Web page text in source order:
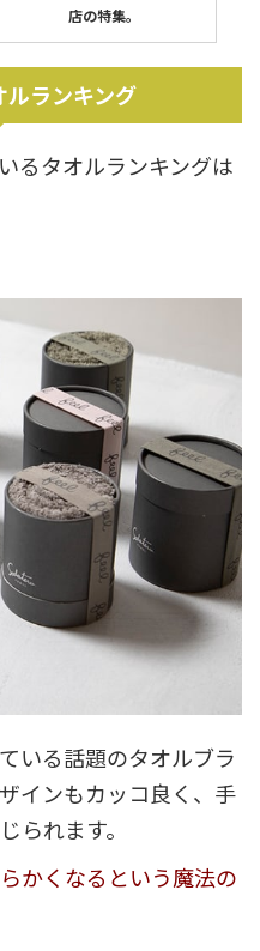
店の特集。
ルランキング
るタオルランキングは
いる話題のタオルブラ
インもカッコ良く、手
られます。
かくなるという魔法の